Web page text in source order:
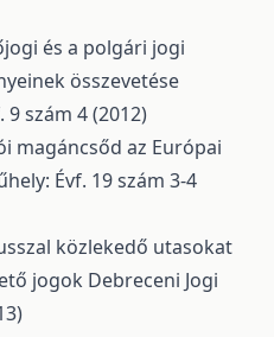
és a polgári jogi
összevetése
9 szám 4 (2012)
magáncsőd az Európai
Évf. 19 szám 3-4
közlekedő utasokat
jogok Debreceni Jogi